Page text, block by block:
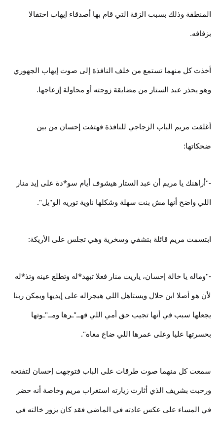
المنطقة وذلك بسبب الزفة التي قام بها أصدقاء إيهاب احتفالا
بزفافه.
أخذت كل منهما تستمع من خلف النافذة إلى صوت إيهاب الجهوري
وهو يحذر عبد الستار من مضايقة زوجته أو محاولة إزعاجها.
أغلقت مريم الباب الزجاجي للنافذة فهتفت إحسان من بين
ضحكاتها:
-"أراهنك يا مريم أن عبد الستار هيشوف أيام سو*دة على إيد منار
اللي واضح أنها مش بنت سهلة وشكلها ناوية توريه الو''يل".
ابتسمت مريم قائلة بتشفي وسخرية وهي تجلس على الأريكة:
-"وماله يا خالة إحسان، ياريت منار فعلا تبهد*له وتطلع عينه وتذ*له
لأن هو أصلا ابن حلال ويستاهل اللي هيجراله على إيديها ويمكن ربنا
يجعلها سبب في أنها تجيب حق أمي اللي قهــ"ـرها ومــ"ـوتها
بحسرتها عليا وعلى عمرها اللي ضاع معاه".
سمعت كل منهما صوت طرقات على الباب فتوجهت إحسان لتفتحه
ورحبت بشريف الذي أثارت زيارته استغراب مريم وخاصة أنه حضر
في المساء على عكس عادته في الماضي فقد كان يزور خالته في